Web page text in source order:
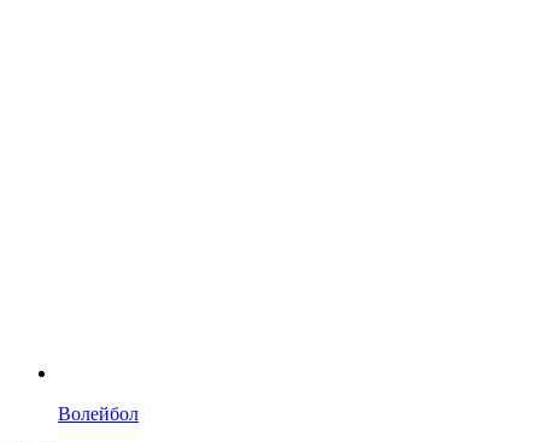
Волейбол